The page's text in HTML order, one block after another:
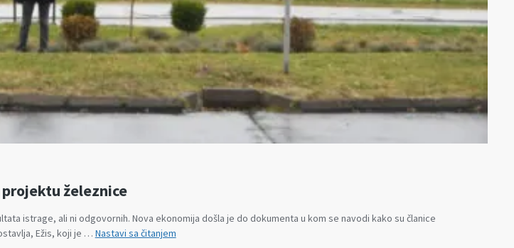
železnice
istrage, ali ni odgovornih. Nova ekonomija došla je do dokumenta u kom se navodi kako su članice
Ežis, koji je … Nastavi sa čitanjemNova